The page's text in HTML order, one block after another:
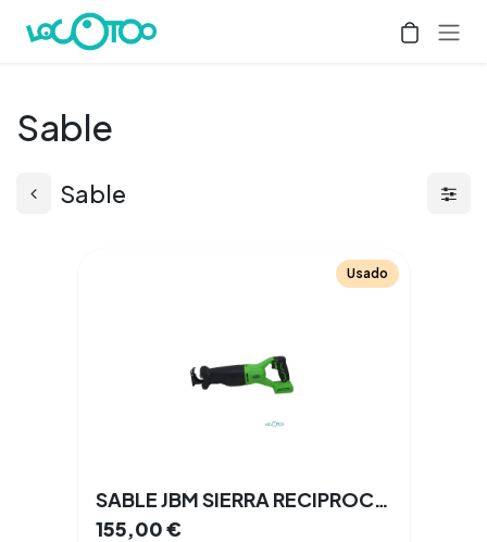
Ir al contenido
Sable
Sable
Usado
SABLE JBM SIERRA RECIPROCANTE BRUSHLESS (60019) (SIN BATERIA/CARGADOR)
155,00€